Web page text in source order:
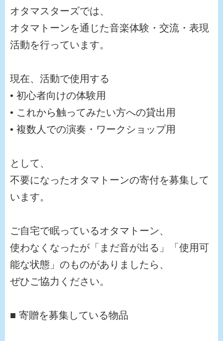
オタマスターズでは、
オタマトーンを通じた音楽体験・交流・表現
活動を行っています。
現在、活動で使用する
• 初心者向けの体験用
• これから触ってみたい方への貸出用
• 複数人での演奏・ワークショップ用
として、
不要になったオタマトーンの寄付を募集して
います。
ご自宅で眠っているオタマトーン、
使わなくなったが「まだ音が出る」「使用可
能な状態」のものがありましたら、
ぜひご協力ください。
■ 寄贈を募集している物品